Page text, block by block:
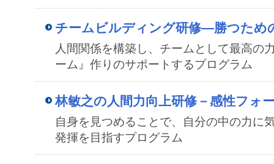
チームビルディング研修―勝つた
人間関係を構築し、チームとして最高の
ーム』作りのサポートするプログラム
林敏之の人間力向上研修－感性フォ
自身を見つめることで、自分の中の力に
発揮を目指すプログラム